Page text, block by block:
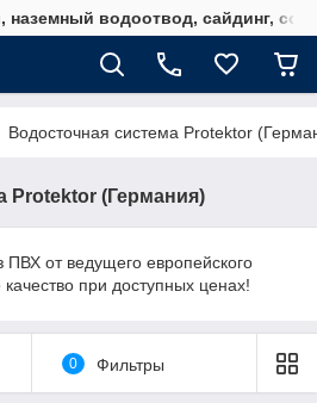
наземный водоотвод, сайдинг,
Водосточная система Protektor
Protektor (Германия)
от ведущего европейского
при доступных ценах!
0 Фильтры